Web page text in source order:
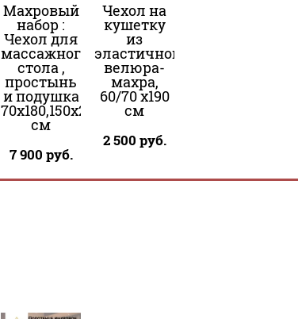
Махровый
набор :
Чехол для
массажного
стола ,
простынь
и подушка
70х180,150х200,30х50
см
7 900 руб.
Чехол на
кушетку
из
эластичного
велюра-
махра,
60/70 x190
см
2 500 руб.